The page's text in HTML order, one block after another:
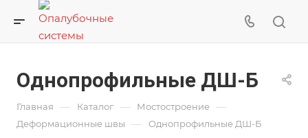
Однопрофильные ДШ-Б
Главная — Каталог — Мостостроение —
Деформационные швы — Однопрофильные ДШ-Б